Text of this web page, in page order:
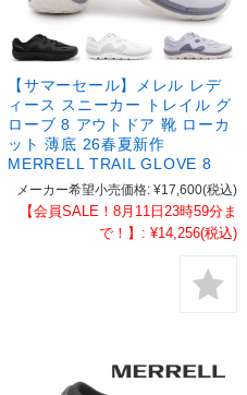
【サマーセール】メレル レデ
ィース スニーカー トレイル グ
ローブ 8 アウトドア 靴 ローカ
ット 薄底 26春夏新作
MERRELL TRAIL GLOVE 8
メーカー希望小売価格: ¥17,600(税込)
【会員SALE！8月11日23時59分ま
で！】: ¥14,256(税込)